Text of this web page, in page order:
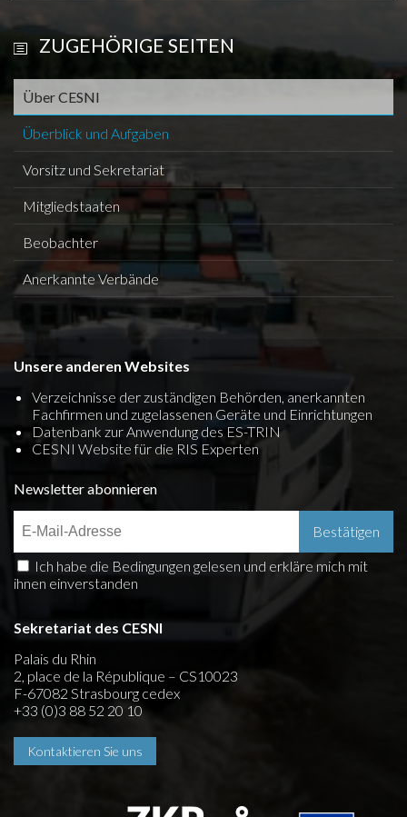
ZUGEHÖRIGE SEITEN
Über CESNI
Überblick und Aufgaben
Vorsitz und Sekretariat
Mitgliedstaaten
Beobachter
Anerkannte Verbände
Unsere anderen Websites
Verzeichnisse der zuständigen Behörden, anerkannten
Fachfirmen und zugelassenen Geräte und Einrichtungen
Datenbank zur Anwendung des ES-TRIN
CESNI Website für die RIS Experten
Newsletter abonnieren
Ich habe die Bedingungen gelesen und erkläre mich mit
ihnen einverstanden
Sekretariat des CESNI
Palais du Rhin
2, place de la République – CS10023
F-67082 Strasbourg cedex
+33 (0)3 88 52 20 10
Kontaktieren Sie uns